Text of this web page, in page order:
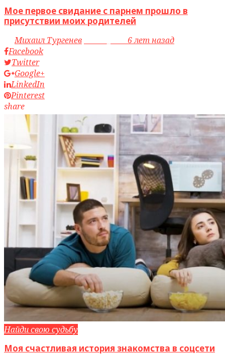
Мое первое свидание с парнем прошло в
присутствии моих родителей
byМихаил Тургенев
6 лет назад
Facebook
Twitter
Google+
LinkedIn
Pinterest
share
Найди свою судьбу
Моя счастливая история знакомства в соцсети